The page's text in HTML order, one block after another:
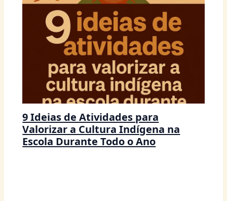
9 Ideias de Atividades para
Valorizar a Cultura Indígena na
Escola Durante Todo o Ano